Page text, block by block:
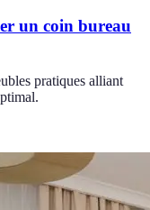
un coin bureau
pratiques alliant